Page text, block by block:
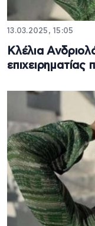
13.03.2025, 15:05
Κλέλια
επιχειρηματίας